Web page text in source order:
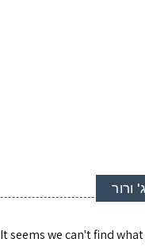
It seems we can't find